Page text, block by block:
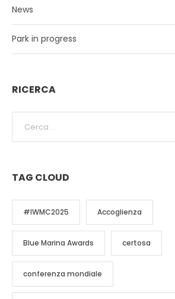
News
Park in progress
RICERCA
TAG CLOUD
#IWMC2025 Accoglienza
Blue Marina Awards certosa
conferenza mondiale